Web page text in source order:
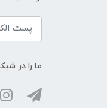
ما را در